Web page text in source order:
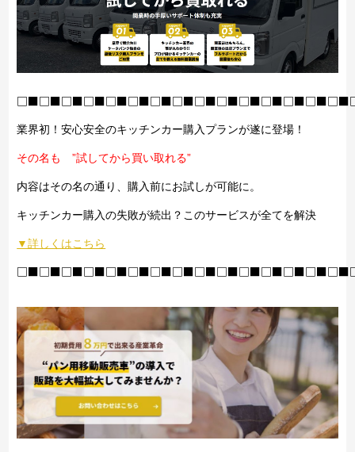
業界初！安心安全のキッチンカー購入プランが遂に登場！
その名も ”試してから買い取れる”
内容はその名の通り、購入前にお試しが可能に。
キッチンカー購入の失敗が続出？このサービスが全てを解決
▼詳しくはこちら